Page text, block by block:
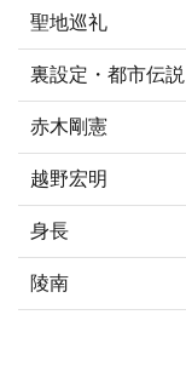
聖地巡礼
裏設定・都市伝説
赤木剛憲
越野宏明
身長
陵南